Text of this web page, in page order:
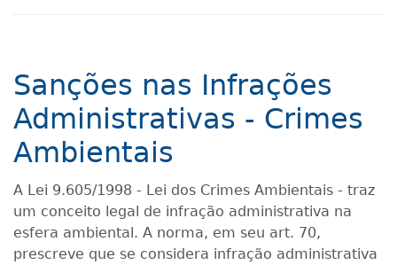
Sanções nas Infrações
Administrativas - Crimes
Ambientais
A Lei 9.605/1998 - Lei dos Crimes Ambientais - traz
um conceito legal de infração administrativa na
esfera ambiental. A norma, em seu art. 70,
prescreve que se considera infração administrativa